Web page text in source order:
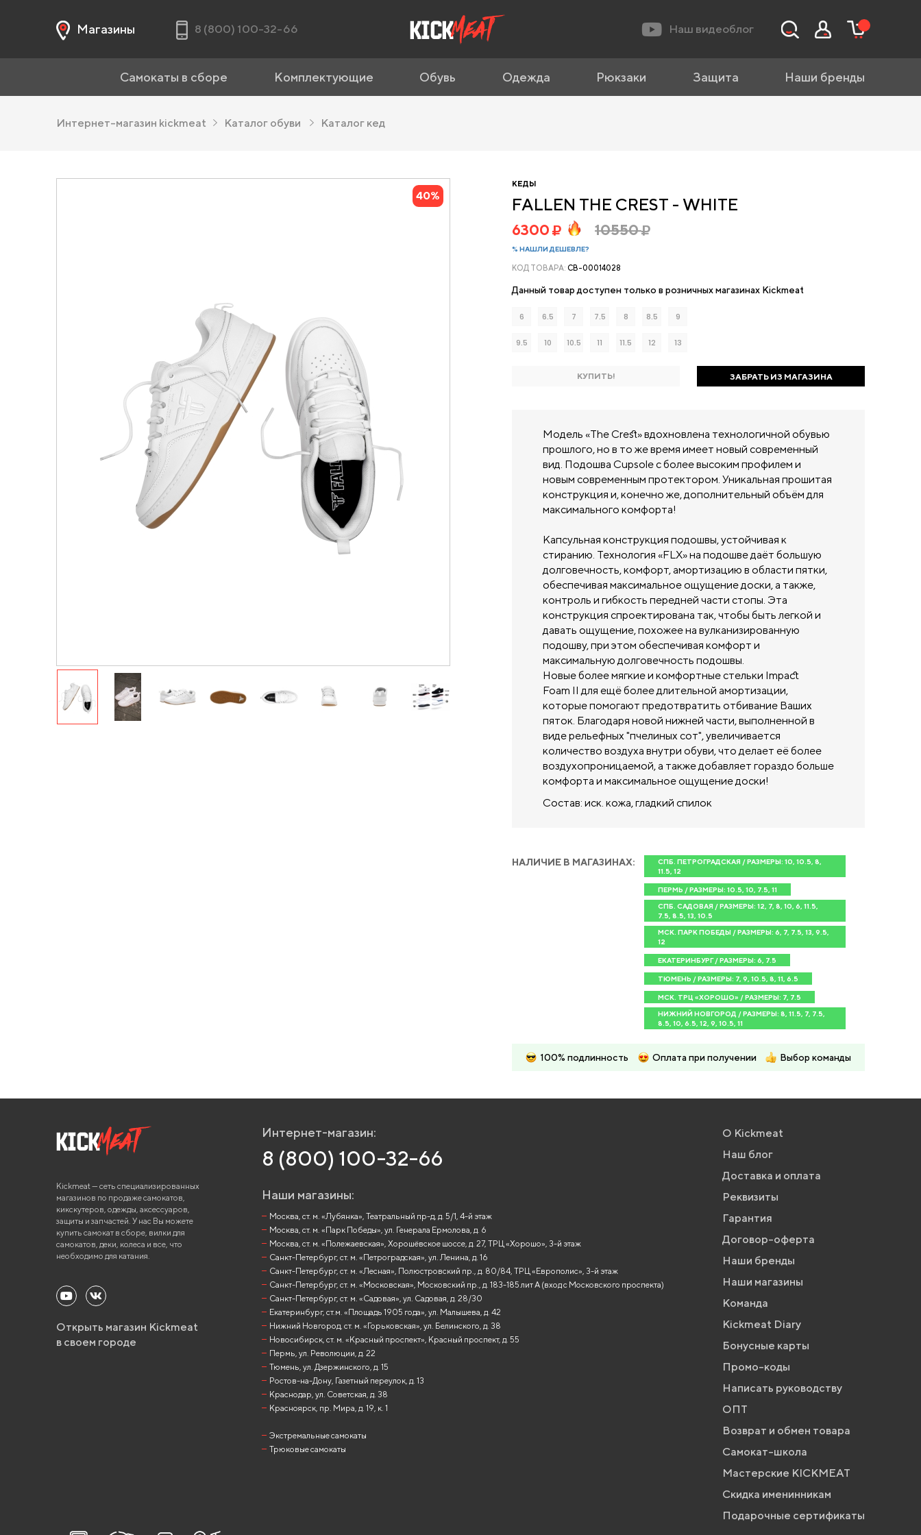
Магазины 8 (800) 100-32-66 Наш видеоблог
Самокаты в сборе Комплектующие Обувь Одежда Рюкзаки Защита Наши бренды
Интернет-магазин kickmeat Каталог обуви Каталог кед
40%
КЕДЫ
FALLEN THE CREST - WHITE
6300 10550
% НАШЛИ ДЕШЕВЛЕ?
КОД ТОВАРА: CB-00014028
Данный товар доступен только в розничных магазинах Kickmeat
6 6.5 7 7.5 8 8.5 9
9.5 10 10.5 11 11.5 12 13
КУПИТЬ! ЗАБРАТЬ ИЗ МАГАЗИНА
Модель «The Crest» вдохновлена технологичной обувью
прошлого, но в то же время имеет новый современный
вид. Подошва Cupsole с более высоким профилем и
новым современным протектором. Уникальная прошитая
конструкция и, конечно же, дополнительный объём для
максимального комфорта!
Капсульная конструкция подошвы, устойчивая к
стиранию. Технология «FLX» на подошве даёт большую
долговечность, комфорт, амортизацию в области пятки,
обеспечивая максимальное ощущение доски, а также,
контроль и гибкость передней части стопы. Эта
конструкция спроектирована так, чтобы быть легкой и
давать ощущение, похожее на вулканизированную
подошву, при этом обеспечивая комфорт и
максимальную долговечность подошвы.
Новые более мягкие и комфортные стельки Impact
Foam II для ещё более длительной амортизации,
которые помогают предотвратить отбивание Ваших
пяток. Благодаря новой нижней части, выполненной в
виде рельефных "пчелиных сот", увеличивается
количество воздуха внутри обуви, что делает её более
воздухопроницаемой, а также добавляет гораздо больше
комфорта и максимальное ощущение доски!
Состав: иск. кожа, гладкий спилок
НАЛИЧИЕ В МАГАЗИНАХ:
СПБ. ПЕТРОГРАДСКАЯ / РАЗМЕРЫ: 10, 10.5, 8,
11.5, 12
ПЕРМЬ / РАЗМЕРЫ: 10.5, 10, 7.5, 11
СПБ. САДОВАЯ / РАЗМЕРЫ: 12, 7, 8, 10, 6, 11.5,
7.5, 8.5, 13, 10.5
МСК. ПАРК ПОБЕДЫ / РАЗМЕРЫ: 6, 7, 7.5, 13, 9.5,
12
ЕКАТЕРИНБУРГ / РАЗМЕРЫ: 6, 7.5
ТЮМЕНЬ / РАЗМЕРЫ: 7, 9, 10.5, 8, 11, 6.5
МСК. ТРЦ «ХОРОШО» / РАЗМЕРЫ: 7, 7.5
НИЖНИЙ НОВГОРОД / РАЗМЕРЫ: 8, 11.5, 7, 7.5,
8.5, 10, 6.5, 12, 9, 10.5, 11
100% подлинность Оплата при получении Выбор команды
Kickmeat — сеть специализированных
магазинов по продаже самокатов,
кикскутеров, одежды, аксессуаров,
защиты и запчастей. У нас Вы можете
купить самокат в сборе, вилки для
самокатов, деки, колеса и все, что
необходимо для катания.
Открыть магазин Kickmeat
в своем городе
Интернет-магазин:
8 (800) 100-32-66
Наши магазины:
Москва, ст. м. «Лубянка», Театральный пр-д, д. 5/1, 4-й этаж
Москва, ст. м. «Парк Победы», ул. Генерала Ермолова, д. 6
Москва, ст. м. «Полежаевская», Хорошёвское шоссе, д. 27, ТРЦ «Хорошо», 3-й этаж
Санкт-Петербург, ст. м. «Петроградская», ул. Ленина, д. 16
Санкт-Петербург, ст. м. «Лесная», Полюстровский пр., д. 80/84, ТРЦ «Европолис», 3-й этаж
Санкт-Петербург, ст. м. «Московская», Московский пр., д. 183-185 лит А (вход с Московского проспекта)
Санкт-Петербург, ст. м. «Садовая», ул. Садовая, д. 28/30
Екатеринбург, ст.м. «Площадь 1905 года», ул. Малышева, д. 42
Нижний Новгород, ст. м. «Горьковская», ул. Белинского, д. 38
Новосибирск, ст. м. «Красный проспект», Красный проспект, д. 55
Пермь, ул. Революции, д. 22
Тюмень, ул. Дзержинского, д. 15
Ростов-на-Дону, Газетный переулок, д. 13
Краснодар, ул. Советская, д. 38
Красноярск, пр. Мира, д. 19, к. 1
Экстремальные самокаты
Трюковые самокаты
О Kickmeat
Наш блог
Доставка и оплата
Реквизиты
Гарантия
Договор-оферта
Наши бренды
Наши магазины
Команда
Kickmeat Diary
Бонусные карты
Промо-коды
Написать руководству
ОПТ
Возврат и обмен товара
Самокат-школа
Мастерские KICKMEAT
Скидка именинникам
Подарочные сертификаты